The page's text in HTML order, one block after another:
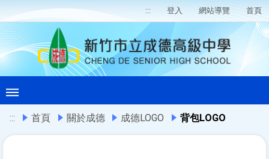
::: 登入 網站導覽 首頁
::: 首頁 關於成德 成德LOGO 背包LOGO